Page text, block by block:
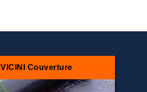
VICINI Couverture